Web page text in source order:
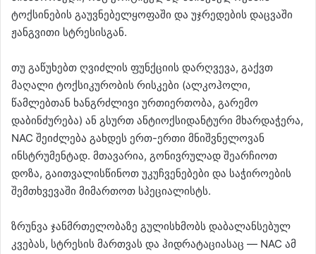
ტოქსინების გაუვნებელყოფაში და უჯრედების დაცვაში
ჟანგვითი სტრესისგან.
თუ გაწუხებთ ღვიძლის ფუნქციის დარღვევა, გაქვთ
მაღალი ტოქსიკურობის რისკები (ალკოჰოლი,
წამლებთან ხანგრძლივი ურთიერთობა, გარემო
დაბინძურება) ან გსურთ ანტიოქსიდანტური მხარდაჭერა,
NAC შეიძლება გახდეს ერთ-ერთი მნიშვნელოვან
ინსტრუმენტად. მთავარია, გონივრულად შეარჩიოთ
დოზა, გაითვალისწინოთ უკუჩვენებები და საჭიროების
შემთხვევაში მიმართოთ სპეციალისტს.
ზრუნვა ჯანმრთელობაზე გულისხმობს დაბალანსებულ
კვებას, სტრესის მართვას და ჰიდრატაციასაც — NAC ამ